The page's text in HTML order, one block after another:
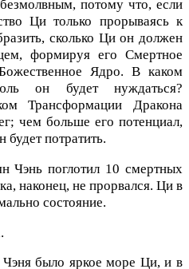
потому что, если
Ци только прорываясь к
сколько Ци он должен
формируя его Смертное
Ядро. В каком
он будет нуждаться?
Трансформации Дракона
чем больше его потенциал,
потратить.
Чэнь поглотил 10 смертных
наконец, не прорвался. Ци в
состояние.
было яркое море Ци, и в